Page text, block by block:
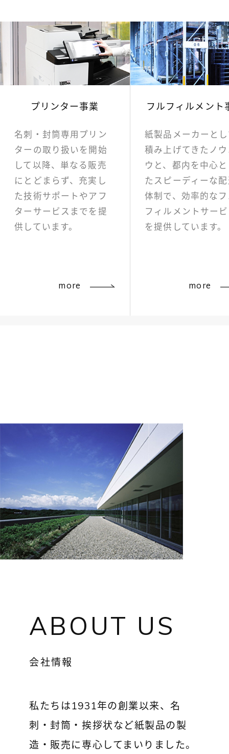
プリンター事業
名刺・封筒専用プリン
ターの取り扱いを開始
して以降、単なる販売
にとどまらず、充実し
た技術サポートやアフ
ターサービスまでを提
供しています。
more
フルフィルメント
紙製品メーカーと
積み上げてきたノ
ウと、都内を中心
たスピーディーな
体制で、効率的な
フィルメントサー
を提供しています。
more
ABOUT US
会社情報
私たちは1931年の創業以来、名
刺・封筒・挨拶状など紙製品の製
造・販売に専心してまいりました。